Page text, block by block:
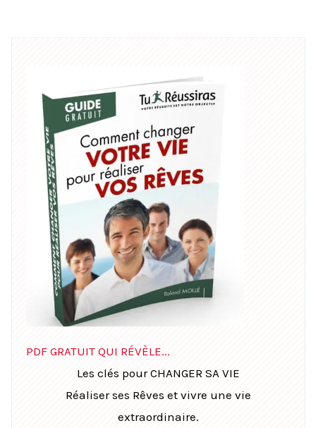
PDF GRATUIT QUI RÉVÈLE...
Les clés pour CHANGER SA VIE
Réaliser ses Rêves et vivre une vie
extraordinaire.